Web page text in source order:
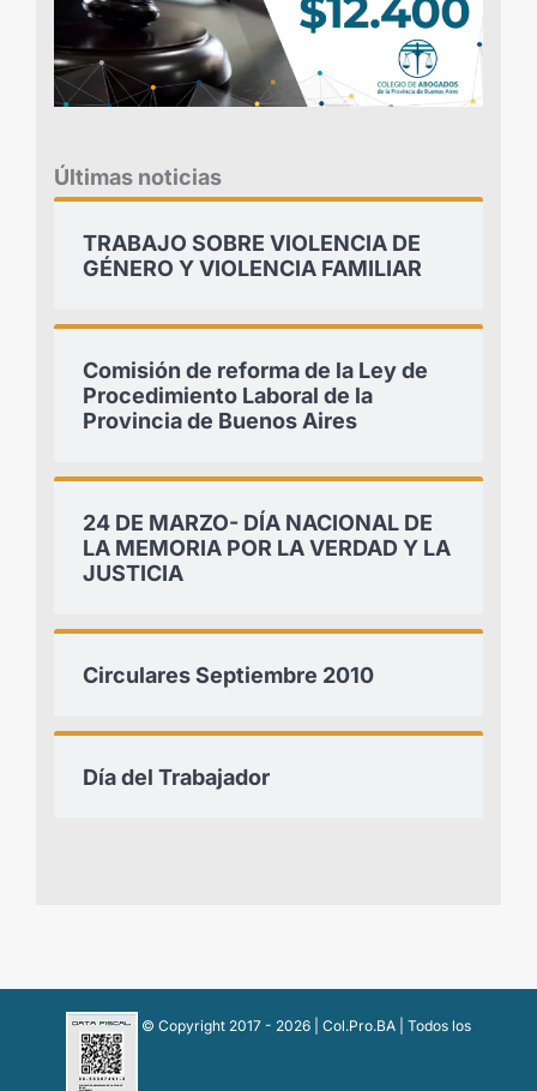
Últimas noticias
TRABAJO SOBRE VIOLENCIA DE
GÉNERO Y VIOLENCIA FAMILIAR
Comisión de reforma de la Ley de
Procedimiento Laboral de la
Provincia de Buenos Aires
24 DE MARZO- DÍA NACIONAL DE
LA MEMORIA POR LA VERDAD Y LA
JUSTICIA
Circulares Septiembre 2010
Día del Trabajador
© Copyright 2017 - 2026 | Col.Pro.BA | Todos los